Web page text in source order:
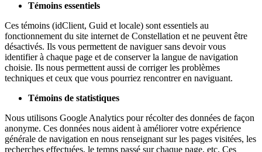
Témoins essentiels
Ces témoins (idClient, Guid et locale) sont essentiels au
fonctionnement du site internet de Constellation et ne peuvent être
désactivés. Ils vous permettent de naviguer sans devoir vous
identifier à chaque page et de conserver la langue de navigation
choisie. Ils nous permettent aussi de corriger les problèmes
techniques et ceux que vous pourriez rencontrer en naviguant.
Témoins de statistiques
Nous utilisons Google Analytics pour récolter des données de façon
anonyme. Ces données nous aident à améliorer votre expérience
générale de navigation en nous renseignant sur les pages visitées, les
recherches effectuées, le temps passé sur chaque page, etc. Ces